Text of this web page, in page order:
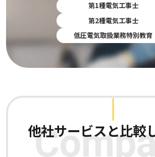
第1種電気工事士
第2種電気工事士
低圧電気取扱業務特別教育
他社サービスと比較